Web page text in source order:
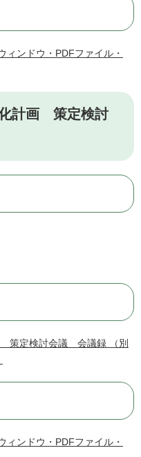
ィンドウ・PDFファイル・
計画 策定検討
策定検討会議 会議録 （別
ィンドウ・PDFファイル・